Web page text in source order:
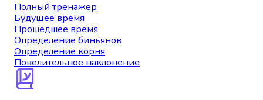
Полный тренажер
Будущее время
Прошедшее время
Определение биньянов
Определение корня
Повелительное наклонение